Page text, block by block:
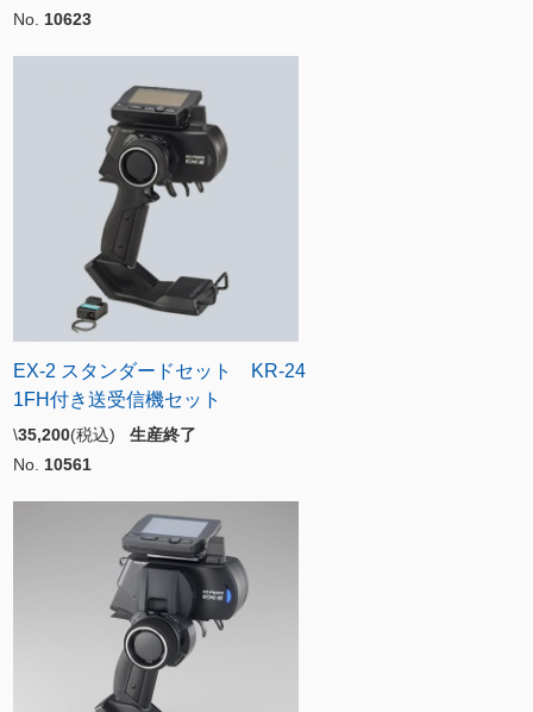
No. 10623
EX-2 スタンダードセット KR-24
1FH付き送受信機セット
\35,200(税込) 生産終了
No. 10561